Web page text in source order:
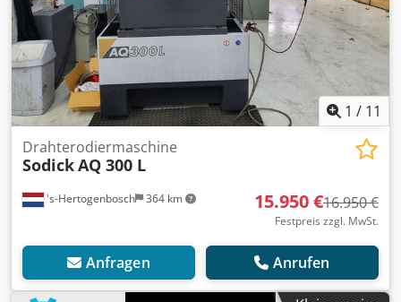
1 / 11
's-Hertogenbosch 364 km
Drahterodiermaschine
SodickAQ 300 L
15.950 €16.950 €
Festpreis zzgl. MwSt.
Anfragen Anrufen